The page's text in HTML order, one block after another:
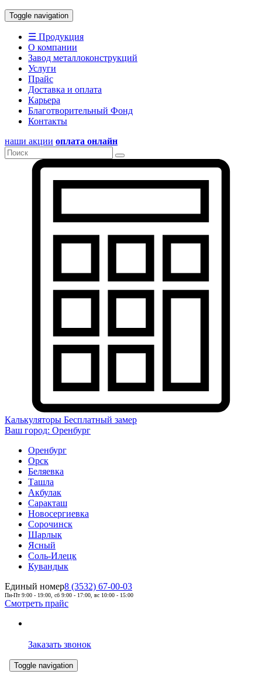
Toggle navigation
☰ Продукция
О компании
Завод металлоконструкций
Услуги
Прайс
Доставка и оплата
Карьера
Благотворительный Фонд
Контакты
наши акции оплата онлайн
Калькуляторы Бесплатный замер
Ваш город: Оренбург
Оренбург
Орск
Беляевка
Ташла
Акбулак
Саракташ
Новосергиевка
Сорочинск
Шарлык
Ясный
Соль-Илецк
Кувандык
Единый номер8 (3532) 67-00-03
Пн-Пт 9:00 - 19:00, сб 9:00 - 17:00, вс 10:00 - 15:00
Смотреть прайс
Заказать звонок
Toggle navigation